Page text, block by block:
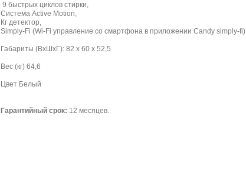
9 быстрых циклов стирки,
Система Active Motion,
Кг детектор,
Simply-Fi (Wi-Fi управление со смартфона в приложении Candy simply-fi)
Габариты (ВxШxГ): 82 х 60 х 52,5
Вес (кг) 64,6
Цвет Белый
Гарантийный срок: 12 месяцев.